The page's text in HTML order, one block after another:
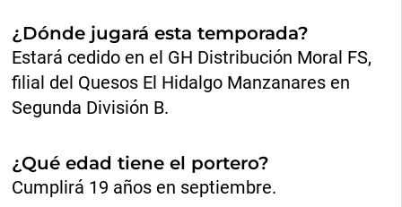
¿Dónde jugará esta temporada?
Estará cedido en el GH Distribución Moral FS,
filial del Quesos El Hidalgo Manzanares en
Segunda División B.
¿Qué edad tiene el portero?
Cumplirá 19 años en septiembre.